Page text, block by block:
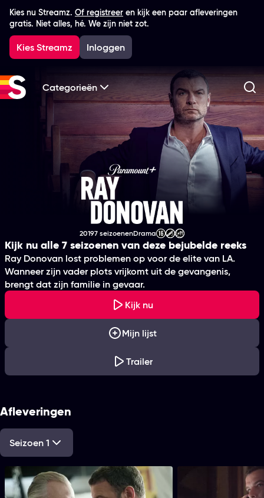
Kies nu Streamz. Of registreer en kijk een paar afleveringen
gratis. Niet alles, hé. We zijn niet zot.
Kies Streamz Inloggen
Categorieën
Ray Donovan
Productiejaar
20197 seizoenenGenre
Drama
Leeftijdsclassificatie
Kijk nu alle 7 seizoenen van deze bejubelde reeks
Ray Donovan lost problemen op voor de elite van LA.
Wanneer zijn vader plots vrijkomt uit de gevangenis,
brengt dat zijn familie in gevaar.
Kijk nu
Mijn lijst
Trailer
Afleveringen
Seizoen 1